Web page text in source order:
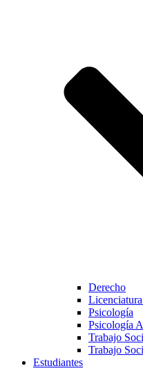
Derecho
Psicología
Psicología
Trabajo
Trabajo
Estudiantes